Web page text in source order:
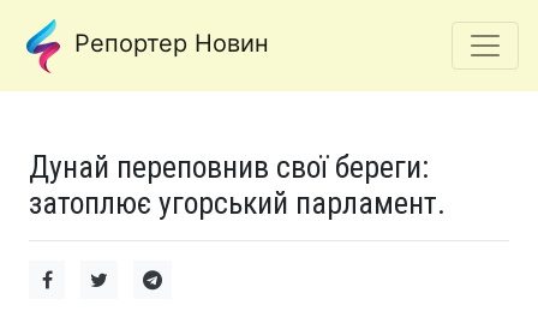
Репортер Новин
Дунай переповнив свої береги:
затоплює угорський парламент.